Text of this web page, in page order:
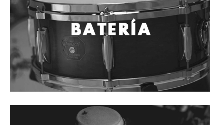
Consolas mezcladoras
Procesadores y efectos
Monitores de estudio
Interfaz para grabación
Audífonos y monitoreo personal
Estantes y soportes
Instalaciones y publicidad